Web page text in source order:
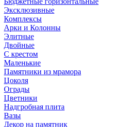
Эксклюзивные
Комплексы
Арки и Колонны
Элитные
Двойные
С крестом
Маленькие
Памятники из мрамора
Цоколя
Ограды
Цветники
Надгробная плита
Вазы
Декор на памятник